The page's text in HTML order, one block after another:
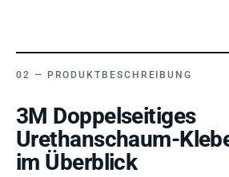
PRODUKTBESCHREIBUNG
3M Doppelseitiges
Urethanschaum-
im Überblick